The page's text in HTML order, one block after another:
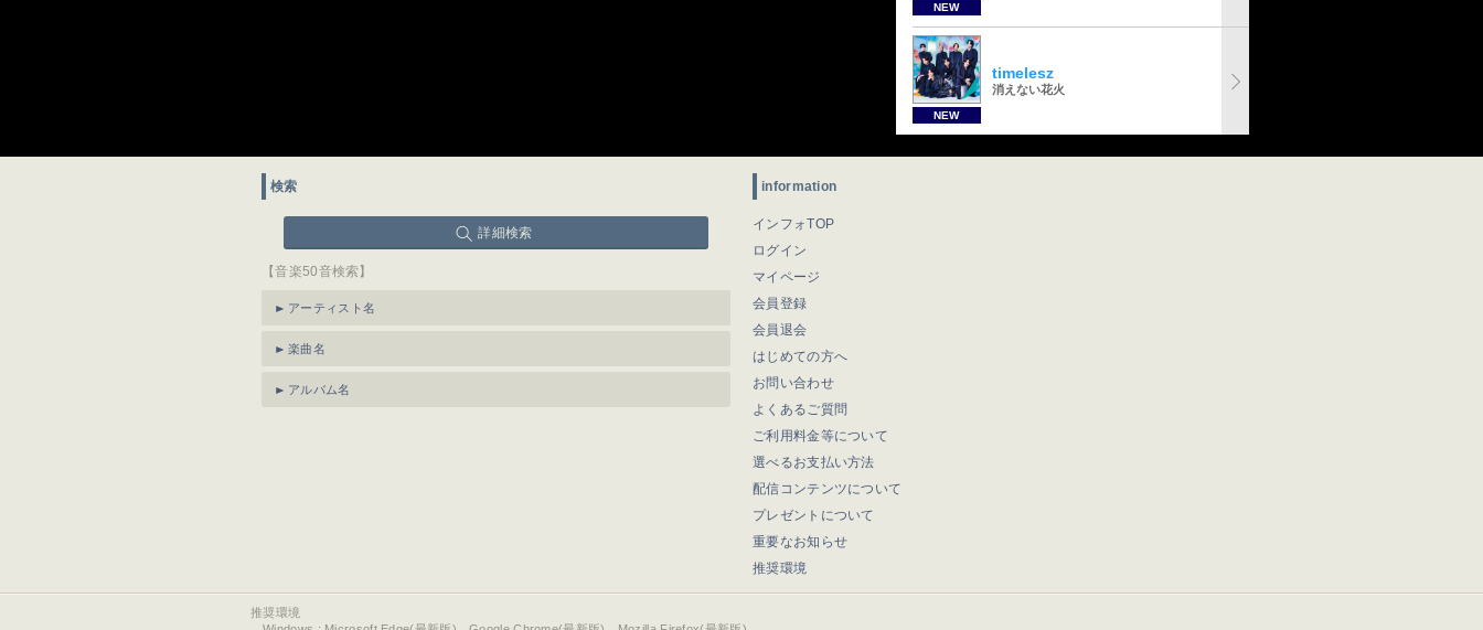
NEW
NEW
timelesz
消えない花火
検索
詳細検索
【音楽50音検索】
アーティスト名
楽曲名
アルバム名
information
インフォTOP
ログイン
マイページ
会員登録
会員退会
はじめての方へ
お問い合わせ
よくあるご質問
ご利用料金等について
選べるお支払い方法
配信コンテンツについて
プレゼントについて
重要なお知らせ
推奨環境
推奨環境